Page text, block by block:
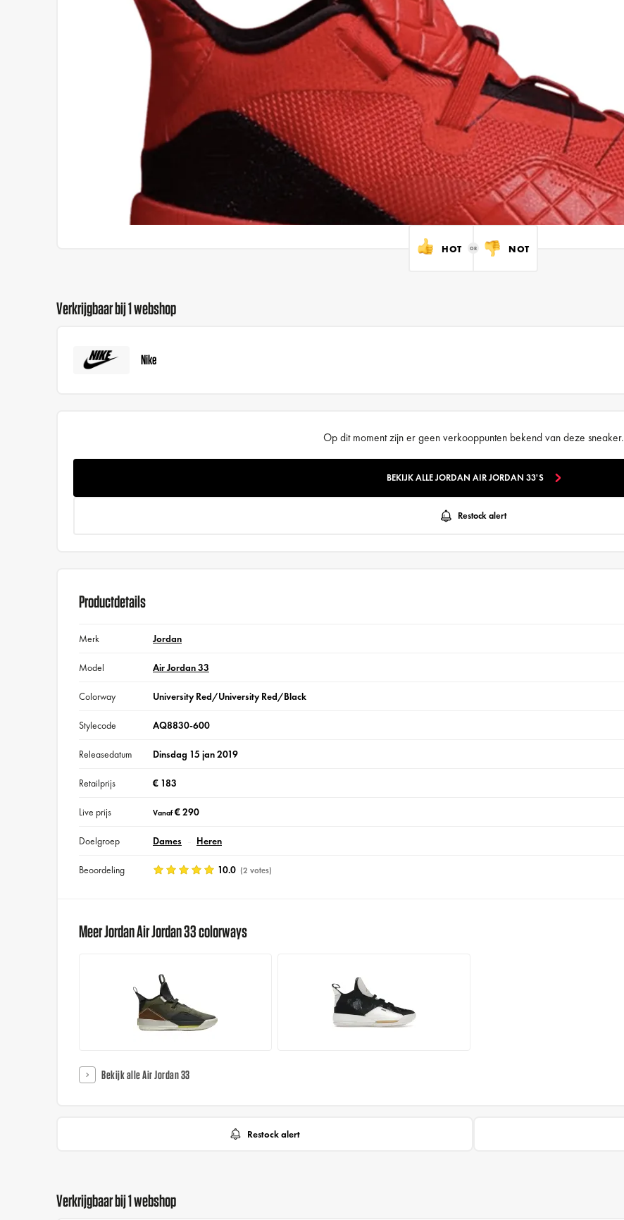
HOT NOT
Verkrijgbaar bij 1 webshop
Nike
Op dit moment zijn er geen verkooppunten bekend van deze sneaker.
BEKIJK ALLE JORDAN AIR JORDAN 33'S
Restock alert
Productdetails
Merk Jordan
Model Air Jordan 33
Colorway University Red/University Red/Black
Stylecode AQ8830-600
Releasedatum Dinsdag 15 jan 2019
Retailprijs € 183
Live prijs Vanaf€ 290
Doelgroep Dames Heren
Beoordeling 10.0 (2 votes)
Meer Jordan Air Jordan 33 colorways
Bekijk alle Air Jordan 33
Restock alert
Verkrijgbaar bij 1 webshop